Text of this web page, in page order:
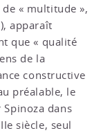
« multitude »,
apparaît
que « qualité
de la
constructive
préalable, le
dans
siècle, seul